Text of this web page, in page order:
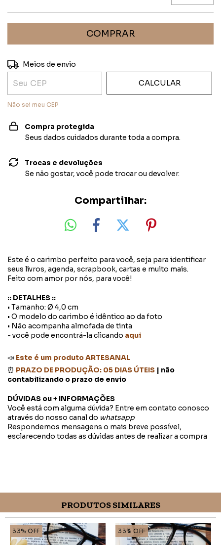
Entregas para o CEP:
Meios de envio
CALCULAR
Não sei meu CEP
Compra protegida
Seus dados cuidados durante toda a compra.
Trocas e devoluções
Se não gostar, você pode trocar ou devolver.
Compartilhar:
Este é o carimbo perfeito para você, seja para identificar
seus livros, agenda, scrapbook, cartas e muito mais.
Feito com amor por nós, para você!
:: DETALHES ::
• Tamanho: Ø 4,0 cm
• O modelo do carimbo é idêntico ao da foto
• Não acompanha almofada de tinta
- você pode encontrá-la clicando aqui
📣 Este é um produto ARTESANAL
⏰ PRAZO DE PRODUÇÃO: 05 DIAS ÚTEIS | não
contabilizando o prazo de envio
DÚVIDAS ou + INFORMAÇÕES
Você está com alguma dúvida? Entre em contato conosco
através do nosso canal do whatsapp
Respondemos mensagens o mais breve possível,
esclarecendo todas as dúvidas antes de realizar a compra
PRODUTOS SIMILARES
33% OFF 33% OFF